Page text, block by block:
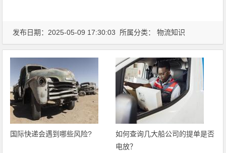
发布日期：2025-05-09 17:30:03 所属分类：物流知识
国际快递会遇到哪些风险?
如何查询几大船公司的提单是否
电放？